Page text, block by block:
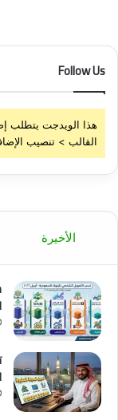
Follow Us
هذا الويدجت يتطلب
القالب > تنصيب
الأخيرة